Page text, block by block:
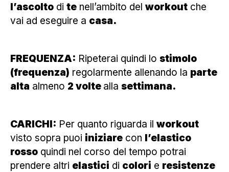
l’ascolto di te nell’ambito del workout che
vai ad eseguire a casa.
FREQUENZA: Ripeterai quindi lo stimolo
(frequenza) regolarmente allenando la parte
alta almeno 2 volte alla settimana.
CARICHI: Per quanto riguarda il workout
visto sopra puoi iniziare con l’elastico
rosso quindi nel corso del tempo potrai
prendere altri elastici di colori e resistenze